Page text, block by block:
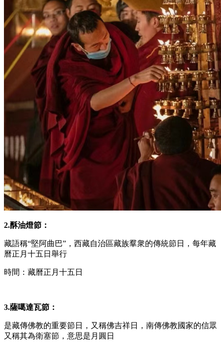
2.酥油燈節：
藏語稱“堅阿曲巴”，西藏自治區藏族羣衆的傳統節日，每年藏
曆正月十五日舉行
時間：藏曆正月十五日
3.薩噶達瓦節：
是藏傳佛教的重要節日，又稱佛吉祥日，南傳佛教國家的信眾
又稱其為衛塞節，意思是月圓日